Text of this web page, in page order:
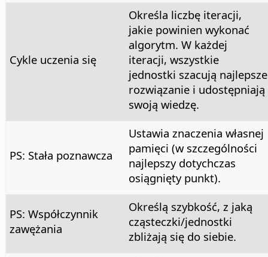
Cykle uczenia się
Określa liczbę iteracji,
jakie powinien wykonać
algorytm. W każdej
iteracji, wszystkie
jednostki szacują najlepsze
rozwiązanie i udostępniają
swoją wiedzę.
PS: Stała poznawcza
Ustawia znaczenia własnej
pamięci (w szczególności
najlepszy dotychczas
osiągnięty punkt).
PS: Współczynnik
zawężania
Określą szybkość, z jaką
cząsteczki/jednostki
zbliżają się do siebie.